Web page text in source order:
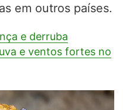
em outros países.
e derruba
e ventos fortes no